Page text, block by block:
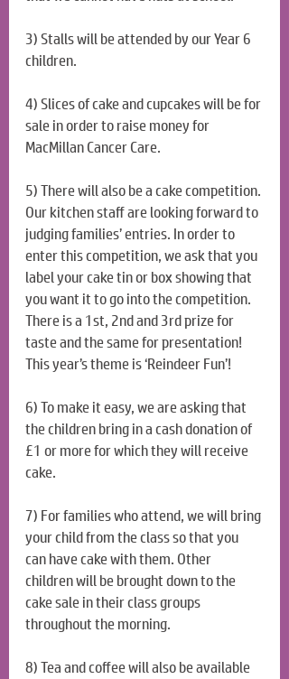
3) Stalls will be attended by our Year 6
children.
4) Slices of cake and cupcakes will be for
sale in order to raise money for
MacMillan Cancer Care.
5) There will also be a cake competition.
Our kitchen staff are looking forward to
judging families’ entries. In order to
enter this competition, we ask that you
label your cake tin or box showing that
you want it to go into the competition.
There is a 1st, 2nd and 3rd prize for
taste and the same for presentation!
This year’s theme is ‘Reindeer Fun’!
6) To make it easy, we are asking that
the children bring in a cash donation of
£1 or more for which they will receive
cake.
7) For families who attend, we will bring
your child from the class so that you
can have cake with them. Other
children will be brought down to the
cake sale in their class groups
throughout the morning.
8) Tea and coffee will also be available